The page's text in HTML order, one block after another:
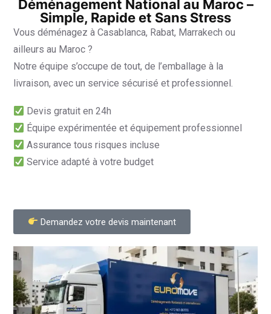
Déménagement National au Maroc –
Simple, Rapide et Sans Stress
Vous déménagez à Casablanca, Rabat, Marrakech ou
ailleurs au Maroc ?
Notre équipe s’occupe de tout, de l’emballage à la
livraison, avec un service sécurisé et professionnel.
Devis gratuit en 24h
Équipe expérimentée et équipement professionnel
Assurance tous risques incluse
Service adapté à votre budget
Demandez votre devis maintenant